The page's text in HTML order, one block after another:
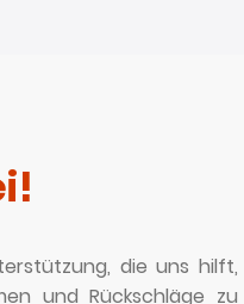
die uns hilft,
und Rückschläge zu